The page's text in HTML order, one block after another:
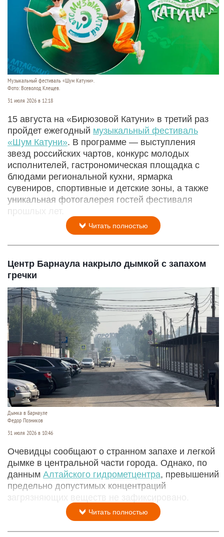
Музыкальный фестиваль «Шум Катуни».
Фото: Всеволод Клещев.
31 июля 2026 в 12:18
15 августа на «Бирюзовой Катуни» в третий раз
пройдет ежегодный музыкальный фестиваль
«Шум Катуни». В программе — выступления
звезд российских чартов, конкурс молодых
исполнителей, гастрономическая площадка с
блюдами региональной кухни, ярмарка
сувениров, спортивные и детские зоны, а также
уникальная фотогалерея гостей фестиваля
прошлых лет.
Читать полностью
Центр Барнаула накрыло дымкой с запахом
гречки
Дымка в Барнауле
Федор Позников
31 июля 2026 в 10:46
Очевидцы сообщают о странном запахе и легкой
дымке в центральной части города. Однако, по
данным Алтайского гидрометцентра, превышений
предельно допустимых концентраций
загрязняющих веществ не зафиксировано.
Читать полностью